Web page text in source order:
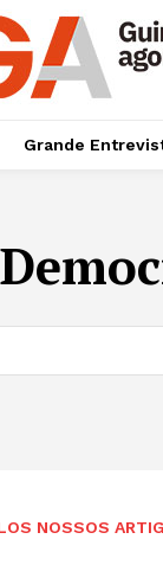
Grande
NOSSOS